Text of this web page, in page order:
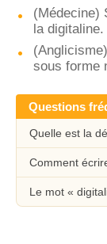
(Médecine)
la digitaline.
sous forme
Questions
Quelle est la
Comment
Le mot «